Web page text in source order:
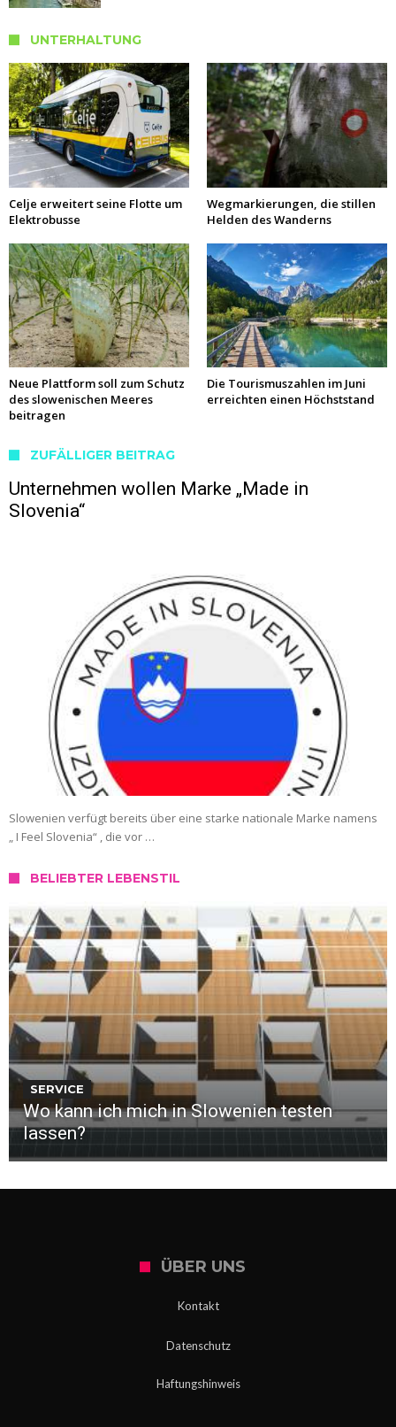
UNTERHALTUNG
Celje erweitert seine Flotte um
Elektrobusse
Wegmarkierungen, die stillen
Helden des Wanderns
Neue Plattform soll zum Schutz
des slowenischen Meeres
beitragen
Die Tourismuszahlen im Juni
erreichten einen Höchststand
ZUFÄLLIGER BEITRAG
Unternehmen wollen Marke „Made in
Slovenia“
Slowenien verfügt bereits über eine starke nationale Marke namens
„ I Feel Slovenia“ , die vor …
BELIEBTER LEBENSTIL
SERVICE
Wo kann ich mich in Slowenien testen
lassen?
ÜBER UNS
Kontakt
Datenschutz
Haftungshinweis